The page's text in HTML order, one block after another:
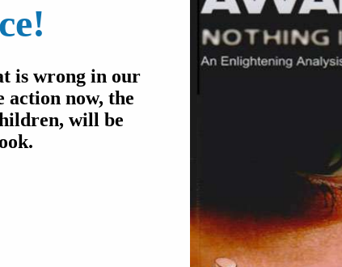
De grootste bedreiging voor je financieel welzijn:
is wrong in our
action now, the
will be